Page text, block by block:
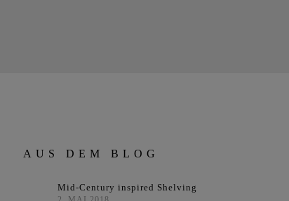
AUS DEM BLOG
Mid-Century inspired Shelving